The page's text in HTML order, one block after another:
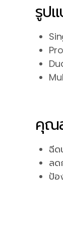
รูป
คุณ
ฉีด
ลด
ป้อ